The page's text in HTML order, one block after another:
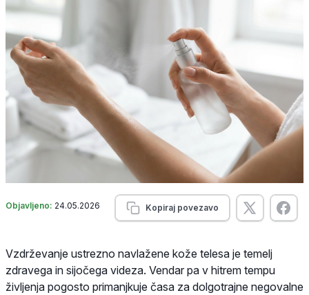
Objavljeno: 24.05.2026 Kopiraj povezavo
Vzdrževanje ustrezno navlažene kože telesa je temelj
zdravega in sijočega videza. Vendar pa v hitrem tempu
življenja pogosto primanjkuje časa za dolgotrajne negovalne